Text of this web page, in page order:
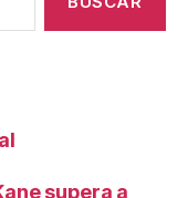
supera a